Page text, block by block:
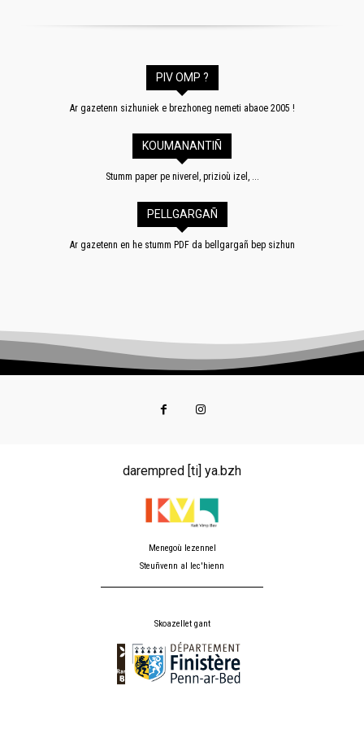
PIV OMP ?
Ar gazetenn sizhuniek e brezhoneg nemeti abaoe 2005 !
KOUMANANTIÑ
Stumm paper pe niverel, prizioù izel, ...
PELLGARGAÑ
Ar gazetenn en he stumm PDF da bellgargañ bep sizhun
darempred [ti] ya.bzh
Menegoù lezennel
Steuñvenn al lec'hienn
Skoazellet gant